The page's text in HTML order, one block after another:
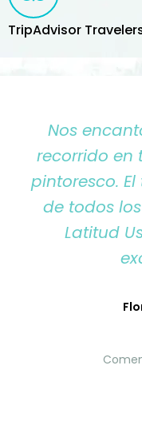
TripAdvisor
Nos
recorrido en
pintoresco.
de todos
Latitud